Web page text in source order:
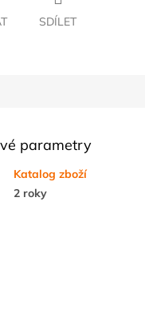
SDÍLET
parametry
Katalog zboží
2 roky